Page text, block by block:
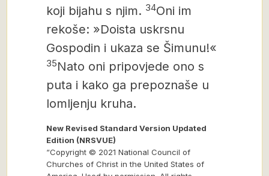
koji bijahu s njim. 34Oni im
rekoše: »Doista uskrsnu
Gospodin i ukaza se Šimunu!«
35Nato oni pripovjede ono s
puta i kako ga prepoznaše u
lomljenju kruha.
New Revised Standard Version Updated
Edition (NRSVUE)
“Copyright © 2021 National Council of
Churches of Christ in the United States of